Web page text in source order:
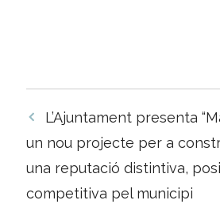
Navegació
per
entrades
L’Ajuntament presenta
un nou projecte per a
una reputació distintiva,
competitiva pel municipi